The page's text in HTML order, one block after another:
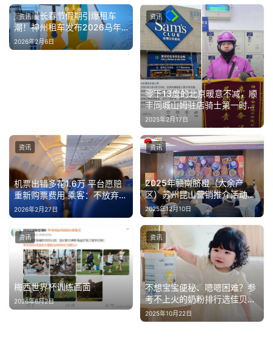
史上最长春节假期引爆租车
潮！神州租车发布2026马年
春节自驾趋势预测数据
2026年2月6日
资讯
零下13度的北京暖意不减，顺
丰同城山姆驻店骑士第一时间
救起摔倒老人
2025年2月17日
资讯
机票出错多花1.6万 平台愿赔
重新购票费用 乘客：不放弃3
倍赔偿
2026年2月27日
资讯
2025年赣南脐橙（大余产
区）苏州昆山营销推介活动圆
满落幕​
2025年12月10日
资讯
梅西世界杯训练画面
2026年6月2日
资讯
不想宝宝便秘、嗯嗯困难？参
考不上火的奶粉排行选佳贝艾
特悦白准没错
2025年10月22日
资讯